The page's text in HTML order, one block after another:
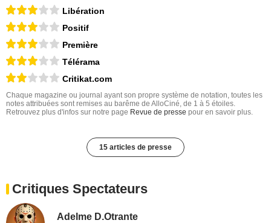
Libération
Positif
Première
Télérama
Critikat.com
Chaque magazine ou journal ayant son propre système de notation, toutes les
notes attribuées sont remises au barême de AlloCiné, de 1 à 5 étoiles.
Retrouvez plus d'infos sur notre page Revue de presse pour en savoir plus.
15 articles de presse
Critiques Spectateurs
Adelme D.Otrante